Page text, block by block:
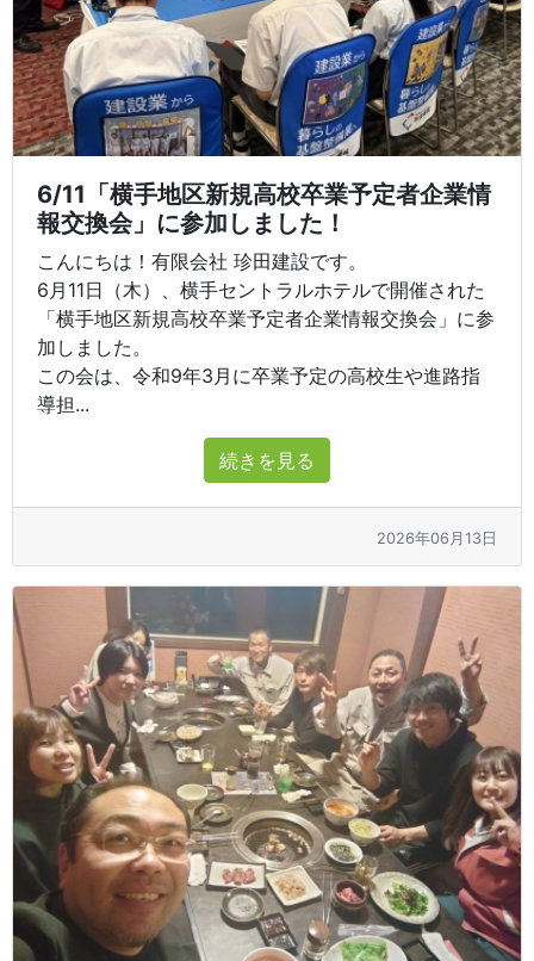
6/11「横手地区新規高校卒業予定者企業情
報交換会」に参加しました！
こんにちは！有限会社 珍田建設です。
6月11日（木）、横手セントラルホテルで開催された
「横手地区新規高校卒業予定者企業情報交換会」に参
加しました。
この会は、令和9年3月に卒業予定の高校生や進路指
導担...
続きを見る
2026年06月13日